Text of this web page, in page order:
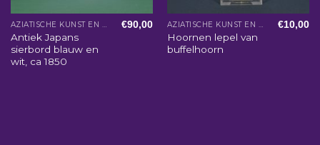
AZIATISCHE KUNST EN WOONACCESSOIRES
Antiek Japans
sierbord blauw en
wit, ca 1850
€90,00 AZIATISCHE KUNST EN WOONACCESSOIRES
Hoornen lepel van
buffelhoorn
€10,00